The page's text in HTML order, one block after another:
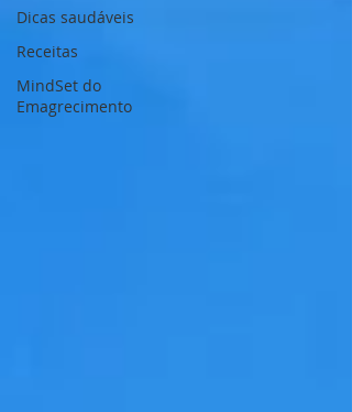
Dicas saudáveis
Receitas
MindSet do
Emagrecimento